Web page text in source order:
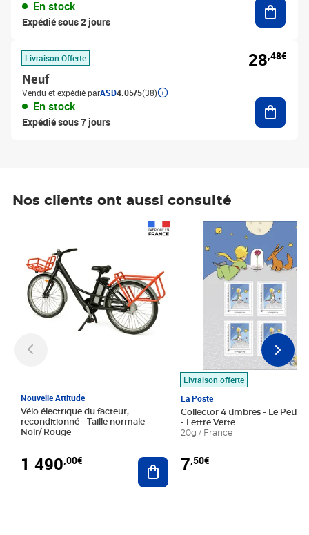
En stock
Expédié sous 2 jours
Livraison Offerte
Neuf
Vendu et expédié parASD4.05/5(38)
En stock
Expédié sous 7 jours
28,48€
Nos clients ont aussi consulté
Nouvelle Attitude
Vélo électrique du facteur,
reconditionné - Taille normale -
Noir/ Rouge
1 490,00€ Ajouter au panier
Livraison offerte
La Poste
Collector 4 timbres - Le Petit
- Lettre Verte
20g / France
7,50€
Prix 7,50€